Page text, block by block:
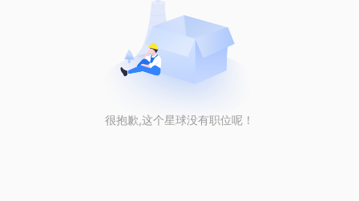
很抱歉,这个星球没有职位呢！